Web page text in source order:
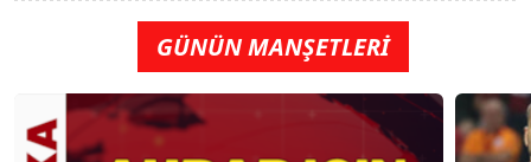
GÜNÜN MANŞETLERİ